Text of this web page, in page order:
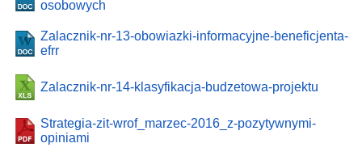
osobowych
Zalacznik-nr-13-obowiazki-informacyjne-beneficjenta-
efrr
Zalacznik-nr-14-klasyfikacja-budzetowa-projektu
Strategia-zit-wrof_marzec-2016_z-pozytywnymi-
opiniami